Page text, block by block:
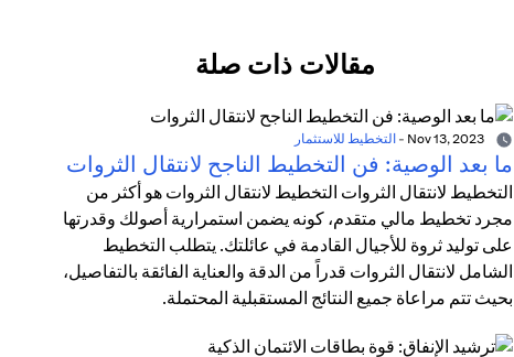
مقالات ذات صلة
- التخطيط للاستثمار
ما بعد الوصية: فن التخطيط الناجح لانتقال الثروات
التخطيط لانتقال الثروات التخطيط لانتقال الثروات هو أكثر من
مجرد تخطيط مالي متقدم، كونه يضمن استمرارية أصولك وقدرتها
على توليد ثروة للأجيال القادمة في عائلتك. يتطلب التخطيط
الشامل لانتقال الثروات قدراً من الدقة والعناية الفائقة بالتفاصيل،
بحيث تتم مراعاة جميع النتائج المستقبلية المحتملة.